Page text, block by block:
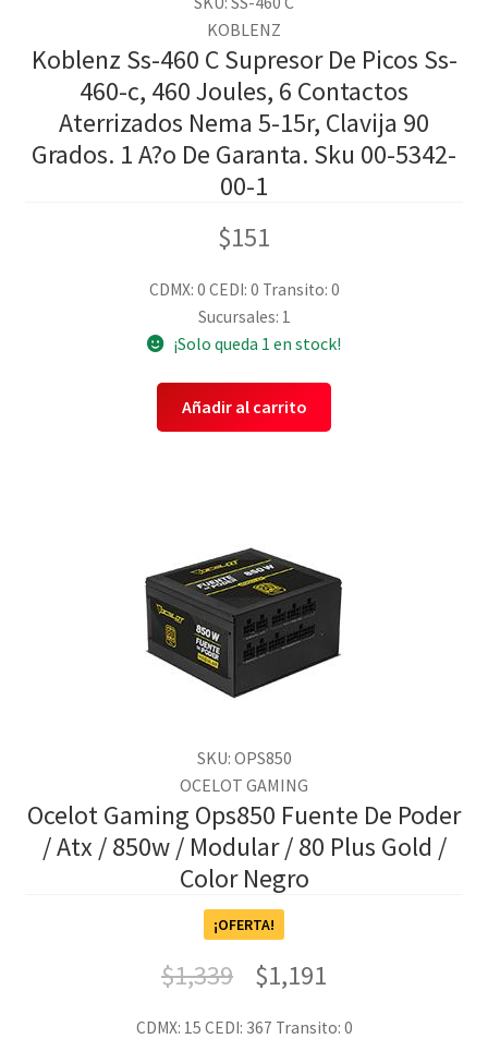
KOBLENZ
Koblenz Ss-460 C Supresor De Picos Ss-
460-c, 460 Joules, 6 Contactos
Aterrizados Nema 5-15r, Clavija 90
Grados. 1 A?o De Garanta. Sku 00-5342-
00-1
$151
CDMX: 0 CEDI: 0 Transito: 0
Sucursales: 1
¡Solo queda 1 en stock!
Añadir al carrito
SKU: OPS850
OCELOT GAMING
Ocelot Gaming Ops850 Fuente De Poder
/ Atx / 850w / Modular / 80 Plus Gold /
Color Negro
¡OFERTA!
$1,339 $1,191
CDMX: 15 CEDI: 367 Transito: 0